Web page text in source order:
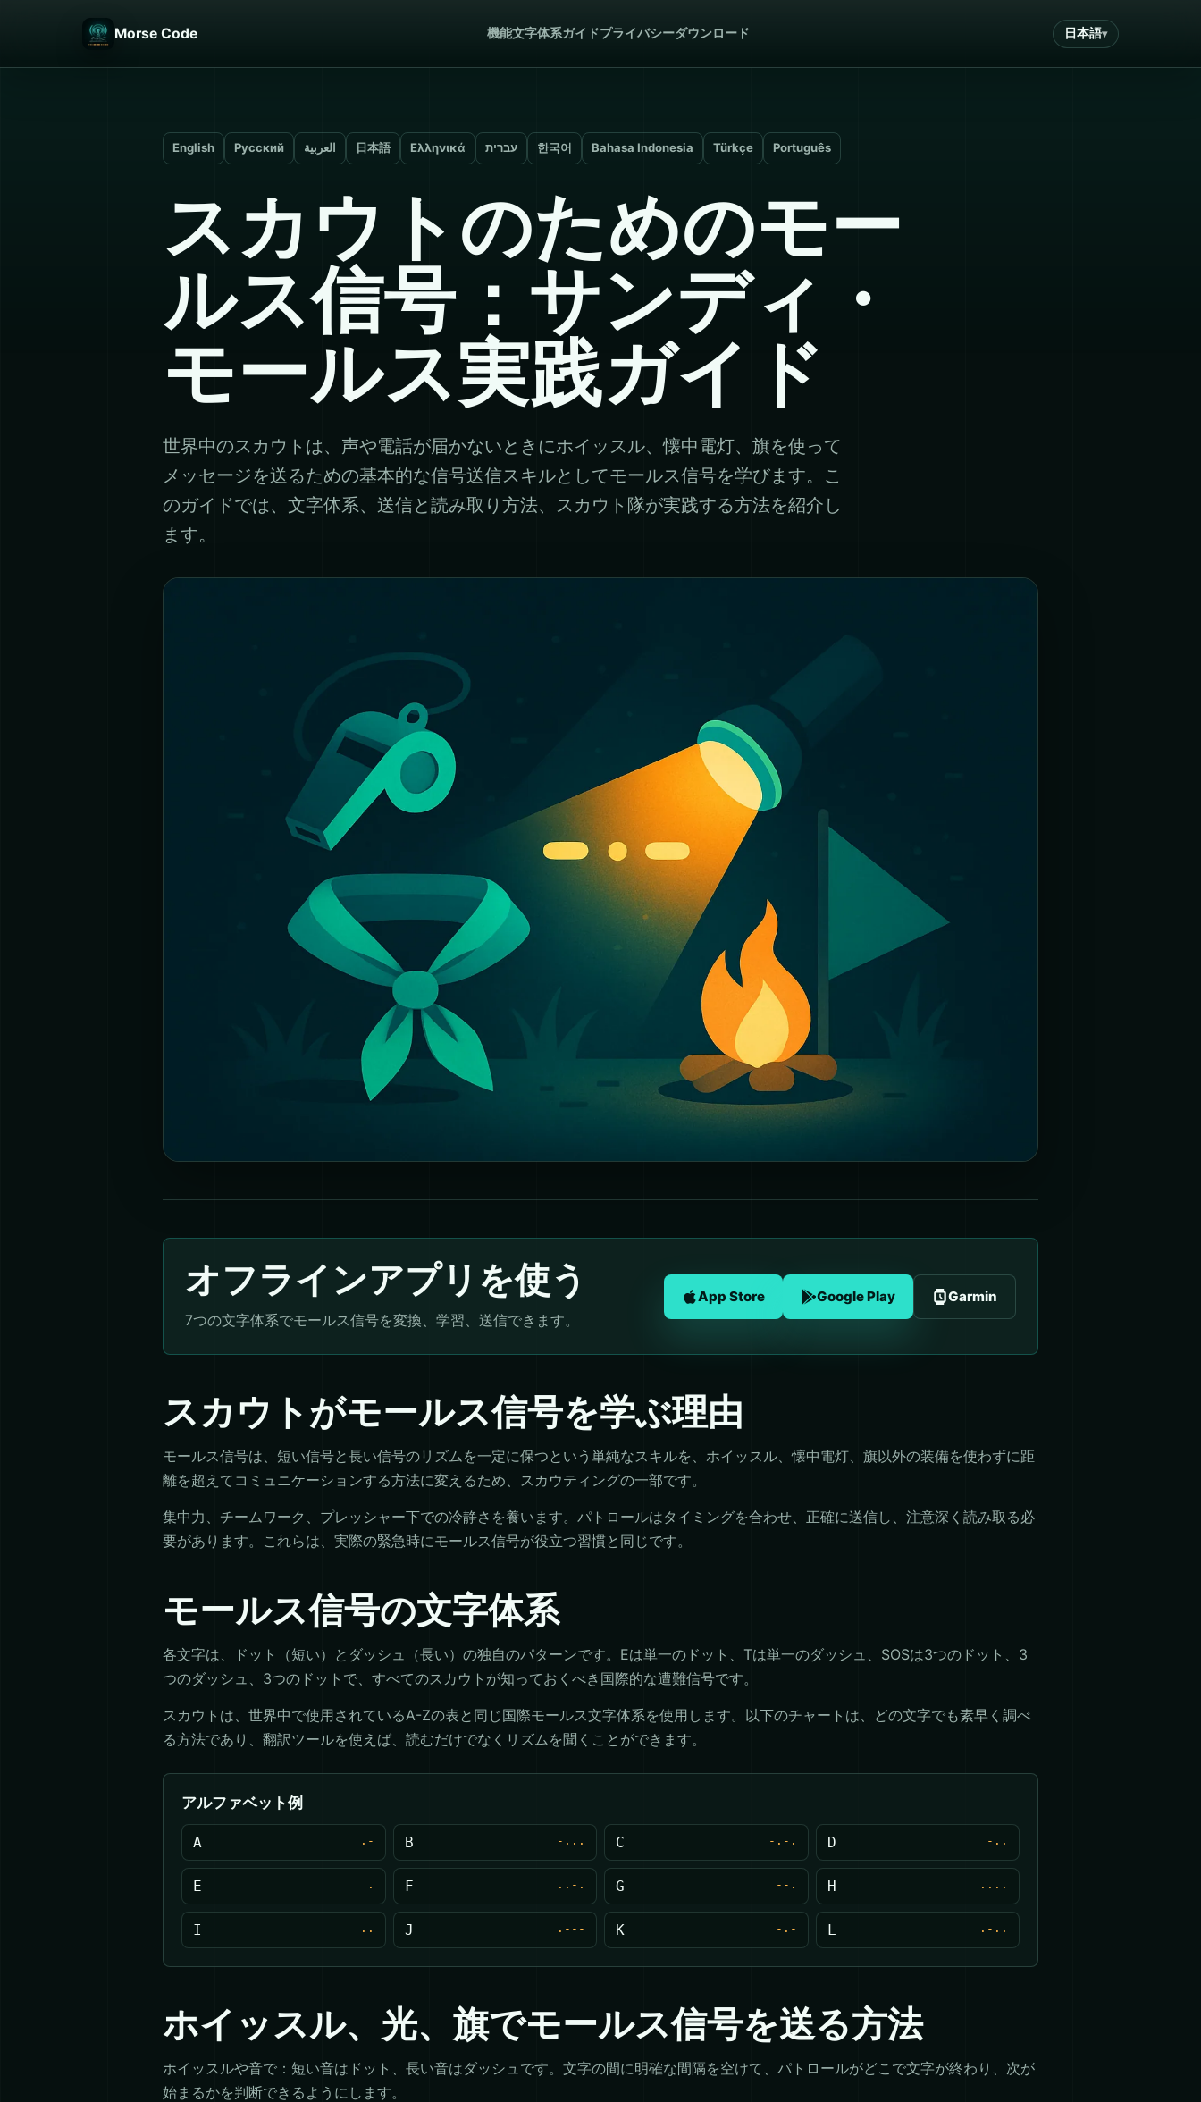
Morse Code 機能文字体系ガイドプライバシーダウンロード 日本語
English Русский العربية 日本語 Ελληνικά עברית 한국어 Bahasa Indonesia Türkçe Português
スカウトのためのモー
ルス信号：サンディ・
モールス実践ガイド
世界中のスカウトは、声や電話が届かないときにホイッスル、懐中電灯、旗を使って
メッセージを送るための基本的な信号送信スキルとしてモールス信号を学びます。こ
のガイドでは、文字体系、送信と読み取り方法、スカウト隊が実践する方法を紹介し
ます。
オフラインアプリを使う
7つの文字体系でモールス信号を変換、学習、送信できます。
App Store Google Play Garmin
スカウトがモールス信号を学ぶ理由
モールス信号は、短い信号と長い信号のリズムを一定に保つという単純なスキルを、ホイッスル、懐中電灯、旗以外の装備を使わずに距
離を超えてコミュニケーションする方法に変えるため、スカウティングの一部です。
集中力、チームワーク、プレッシャー下での冷静さを養います。パトロールはタイミングを合わせ、正確に送信し、注意深く読み取る必
要があります。これらは、実際の緊急時にモールス信号が役立つ習慣と同じです。
モールス信号の文字体系
各文字は、ドット（短い）とダッシュ（長い）の独自のパターンです。Eは単一のドット、Tは単一のダッシュ、SOSは3つのドット、3
つのダッシュ、3つのドットで、すべてのスカウトが知っておくべき国際的な遭難信号です。
スカウトは、世界中で使用されているA-Zの表と同じ国際モールス文字体系を使用します。以下のチャートは、どの文字でも素早く調べ
る方法であり、翻訳ツールを使えば、読むだけでなくリズムを聞くことができます。
アルファベット例
A .- B -... C -.-. D -..
E . F ..-. G --. H ....
I .. J .--- K -.- L .-..
ホイッスル、光、旗でモールス信号を送る方法
ホイッスルや音で：短い音はドット、長い音はダッシュです。文字の間に明確な間隔を空けて、パトロールがどこで文字が終わり、次が
始まるかを判断できるようにします。